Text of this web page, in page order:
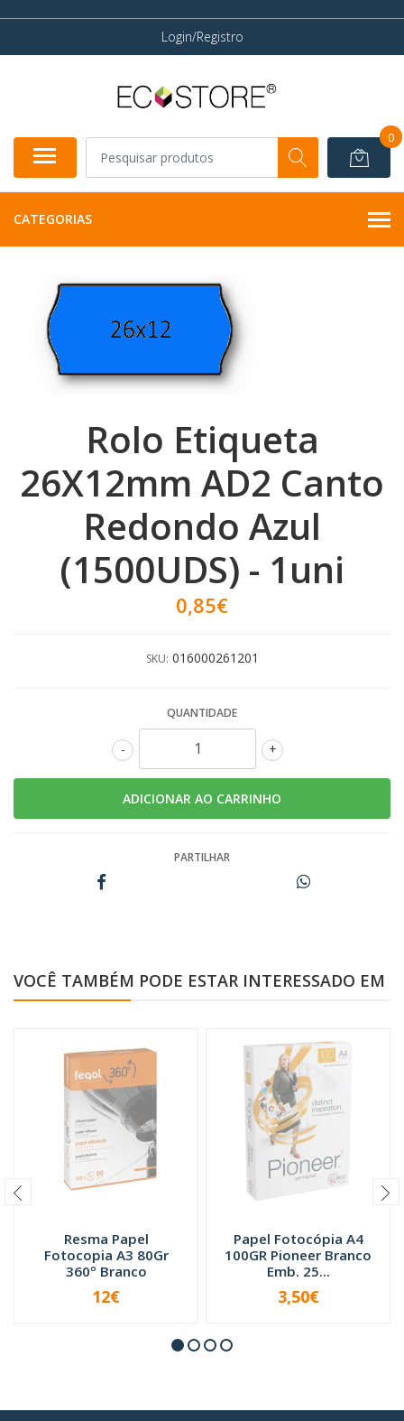
Login/Registro
0
CATEGORIAS
Rolo Etiqueta
26X12mm AD2 Canto
Redondo Azul
(1500UDS) - 1uni
0,85€
SKU: 016000261201
QUANTIDADE
+
-
PARTILHAR
VOCÊ TAMBÉM PODE ESTAR INTERESSADO EM
Resma Papel
Fotocopia A3 80Gr
360º Branco
INDISPONÍVEL
12€
Papel Fotocópia A4
100GR Pioneer Branco
Emb. 25...
INDISPONÍVEL
3,50€